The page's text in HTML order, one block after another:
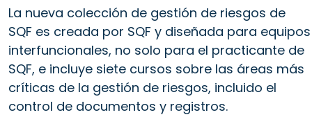
La nueva colección de gestión de riesgos de
SQF es creada por SQF y diseñada para equipos
interfuncionales, no solo para el practicante de
SQF, e incluye siete cursos sobre las áreas más
críticas de la gestión de riesgos, incluido el
control de documentos y registros.